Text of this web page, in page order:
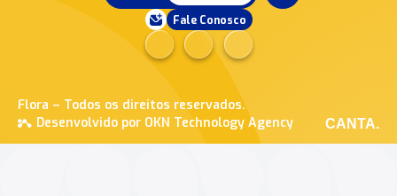
Fale Conosco
Flora – Todos os direitos reservados.
Desenvolvido por OKN Technology Agency
CANTA.